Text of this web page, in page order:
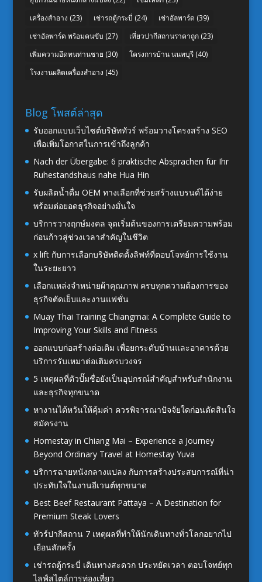
เครื่องสำอาง (23) เช่ารถตู้กระบี่ (24) เช่าอัลพาร์ด (39)
เช่าอัลพาร์ด พร้อมคนขับ (27) เที่ยวปากีสถานราคาถูก(23)
เพิ่มความอึดทนท่านชาย (30) โครงการบ้าน นนทบุรี(40)
โรงงานผลิตเครื่องสำอาง (45)
Blog โพสต์ล่าสุด
รับออกแบบเว็บไซต์บริษัททัวร์ พร้อมวางโครงสร้าง SEO
เพื่อเพิ่มโอกาสในการเข้าถึงลูกค้า
Nach der Übergabe: 6 praktische Absprachen für Ihr
Ruhestandshaus nahe Hua Hin
รับผลิตน้ำดื่ม OEM ทางเลือกที่ช่วยสร้างแบรนด์ได้ง่าย
พร้อมต่อยอดธุรกิจอย่างมั่นใจ
บริการวางฤกษ์มงคล จุดเริ่มต้นของการเตรียมความพร้อม
ก่อนก้าวสู่ช่วงเวลาสำคัญในชีวิต
x lift กับการเลือกบริษัทติดตั้งลิฟท์ที่ตอบโจทย์การใช้งาน
ในระยะยาว
เลือกแหล่งจำหน่ายผ้าคุณภาพ ครบทุกความต้องการของ
ธุรกิจตัดเย็บและงานแฟชั่น
Muay Thai Training Chiangmai: A Complete Guide to
Improving Your Skills and Fitness
ออกแบบก่อสร้างต่อเติม เพื่อยกระดับบ้านและอาคารด้วย
บริการรับเหมาต่อเติมครบวงจร
5 เหตุผลที่ตัวปั๊มชื่อยังเป็นอุปกรณ์สำคัญสำหรับสำนักงาน
และธุรกิจทุกขนาด
หางานไต้หวันให้คุ้มค่า ควรพิจารณาปัจจัยใดก่อนตัดสินใจ
สมัครงาน
Homestay in Chiang Mai – Experience a Journey
Beyond Ordinary Travel at Homestay Yuva
บริการฉายหนังกลางแปลง กับการสร้างประสบการณ์ที่น่า
ประทับใจในงานอีเวนต์ทุกขนาด
Best Beef Restaurant Pattaya – A Destination for
Premium Steak Lovers
ทัวร์ปากีสถาน 7 เหตุผลที่ทำให้นักเดินทางทั่วโลกอยากไป
เยือนสักครั้ง
เช่ารถตู้กระบี่ เดินทางสะดวก ประหยัดเวลา ตอบโจทย์ทุก
ไลฟ์สไตล์การท่องเที่ยว